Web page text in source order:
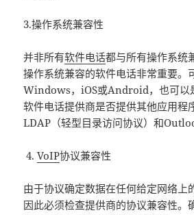
3.操作系统兼容性
并非所有软件电话都与所有操作系统
操作系统兼容的软件电话非常重要。
Windows，iOS或Android，也可以
软件电话提供商是否提供其他应用程
LDAP（轻型目录访问协议）和
VoIP协议兼容性
由于协议确定数据在任何给定网络上
因此必须检查提供商的协议兼容性。